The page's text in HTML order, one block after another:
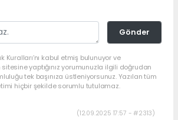
Gönder
Kuralları’nı kabul etmiş bulunuyor ve
yaptığınız yorumunuzla ilgili doğrudan
tek başınıza üstleniyorsunuz. Yazılan tüm
hiçbir şekilde sorumlu tutulamaz.
(12.09.2025 17:57 - #2313)